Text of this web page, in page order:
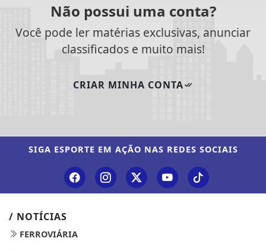
Não possui uma conta?
Você pode ler matérias exclusivas, anunciar
classificados e muito mais!
CRIAR MINHA CONTA
SIGA ESPORTE EM AÇÃO NAS REDES SOCIAIS
/ NOTÍCIAS
FERROVIÁRIA